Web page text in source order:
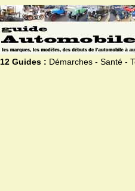
12 Guides : Démarches - Santé -